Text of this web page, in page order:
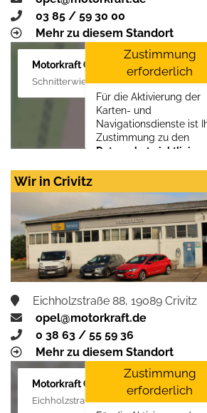
03 85 / 59 30 00
Mehr zu diesem Standort
Motorkraft GmbH
Schnitterwiese 1, 19055 Schwerin
Zustimmung
erforderlich
Für die Aktivierung der
Karten- und
Navigationsdienste ist
Zustimmung zu den
Datenschutzrichtlinien
Zustimmen und
aktivieren
Wir in Crivitz
Eichholzstraße 88, 19089 Crivitz
opel@motorkraft.de
0 38 63 / 55 59 36
Mehr zu diesem Standort
Motorkraft GmbH
Eichholzstraße 88, 19089 Crivitz
Zustimmung
erforderlich